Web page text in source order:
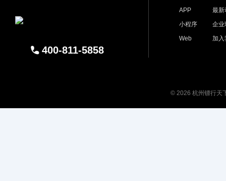
400-811-5858
APP
小程序
Web
最新
企业
加入
© 2026 杭州镖行天